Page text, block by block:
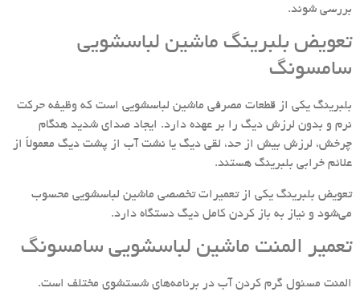
بررسی شوند.
تعویض بلبرینگ ماشین لباسشویی
سامسونگ
بلبرینگ یکی از قطعات مصرفی ماشین لباسشویی است که وظیفه حرکت
نرم و بدون لرزش دیگ را بر عهده دارد. ایجاد صدای شدید هنگام
چرخش، لرزش بیش از حد، لقی دیگ یا نشت آب از پشت دیگ معمولاً از
علائم خرابی بلبرینگ هستند.
تعویض بلبرینگ یکی از تعمیرات تخصصی ماشین لباسشویی محسوب
می‌شود و نیاز به باز کردن کامل دیگ دستگاه دارد.
تعمیر المنت ماشین لباسشویی سامسونگ
المنت مسئول گرم کردن آب در برنامه‌های شستشوی مختلف است.